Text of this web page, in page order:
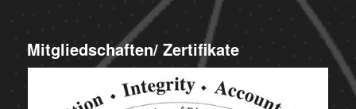
Mitgliedschaften/ Zertifikate